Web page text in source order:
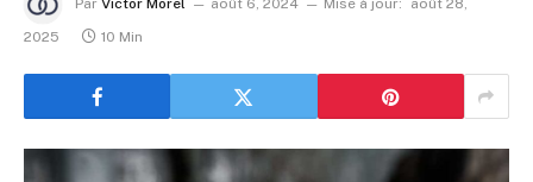
Par Victor Morel août 6, 2024 Mise à jour:
août 28,
2025
10 Min